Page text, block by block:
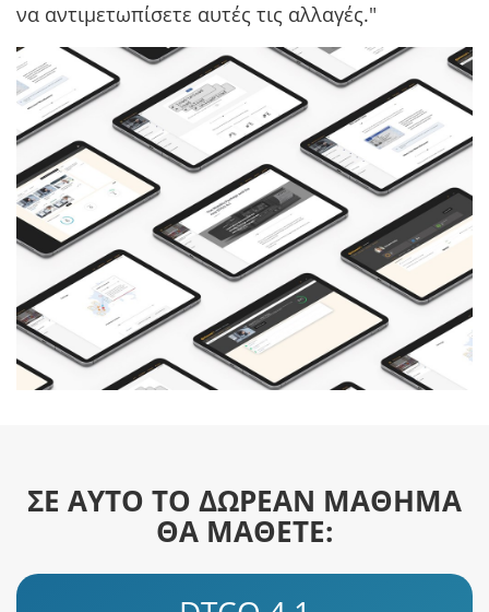
να αντιμετωπίσετε αυτές τις αλλαγές."
ΣΕ ΑΥΤΟ ΤΟ ΔΩΡΕΑΝ ΜΑΘΗΜΑ
ΘΑ ΜΑΘΕΤΕ: